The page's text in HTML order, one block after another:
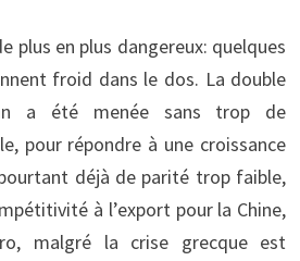
plus en plus dangereux: quelques
froid dans le dos. La double
a été menée sans trop de
pour répondre à une croissance
déjà de parité trop faible,
à l’export pour la Chine,
malgré la crise grecque est